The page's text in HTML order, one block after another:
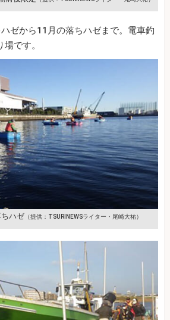
ゼから11月の落ちハゼまで。電車釣
です。
ハゼ （提供：TSURINEWSライター・尾崎大祐）